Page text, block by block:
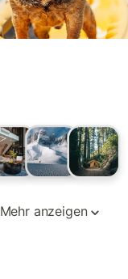
Mehr anzeigen